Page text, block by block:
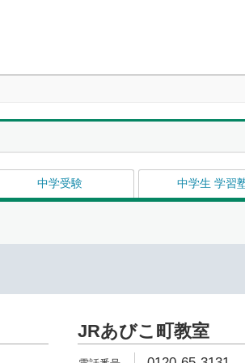
中学受験 中学生 学習
JRあびこ町教室